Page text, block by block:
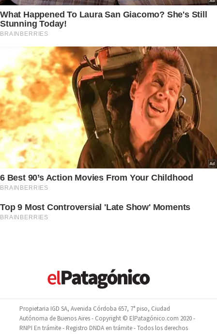
Propietaria IGD SA, Avenida Córdoba 657, 7° piso, Ciudad
Autónoma de Buenos Aires - Copyright © ElPatagónico.com 2020 -
RNPI En trámite - Registro DNDA en trámite - Todos los derechos